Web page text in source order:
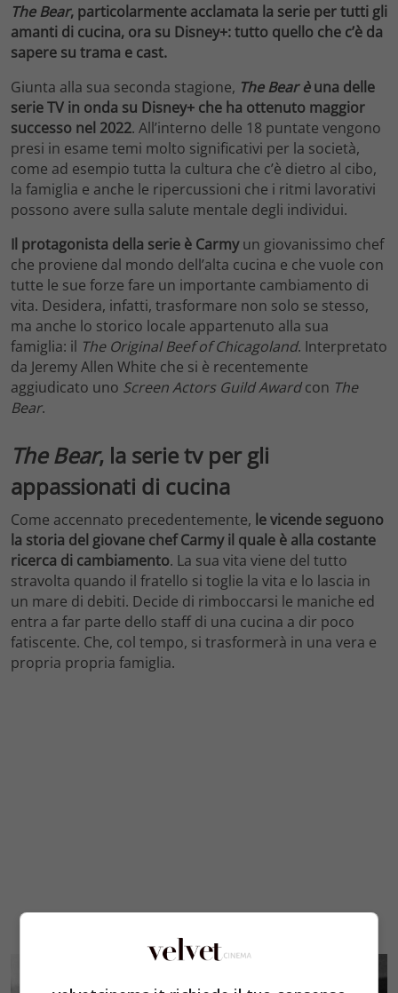
The Bear, particolarmente acclamata la serie per tutti gli
amanti di cucina, ora su Disney+: tutto quello che c’è da
sapere su trama e cast.
Giunta alla sua seconda stagione, The Bear èuna delle
serie TV in onda su Disney+ che ha ottenuto maggior
successo nel 2022. All’interno delle 18 puntate vengono
presi in esame temi molto significativi per la società,
come ad esempio tutta la cultura che c’è dietro al cibo,
la famiglia e anche le ripercussioni che i ritmi lavorativi
possono avere sulla salute mentale degli individui.
Il protagonista della serie è Carmyun giovanissimo chef
che proviene dal mondo dell’alta cucina e che vuole con
tutte le sue forze fare un importante cambiamento di
vita. Desidera, infatti, trasformare non solo se stesso,
ma anche lo storico locale appartenuto alla sua
famiglia: il The Original Beef of Chicagoland. Interpretato
da Jeremy Allen White che si è recentemente
aggiudicato uno Screen Actors Guild Awardcon The
Bear.
The Bear, la serie tv per gli
appassionati di cucina
Come accennato precedentemente, le vicende seguono
la storia del giovane chef Carmy il quale è alla costante
ricerca di cambiamento. La sua vita viene del tutto
stravolta quando il fratello si toglie la vita e lo lascia in
un mare di debiti. Decide di rimboccarsi le maniche ed
entra a far parte dello staff di una cucina a dir poco
fatiscente. Che, col tempo, si trasformerà in una vera e
propria propria famiglia.